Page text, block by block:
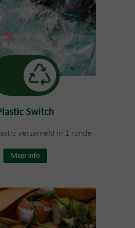
Switch
verzameld in 1 ronde
Meer info